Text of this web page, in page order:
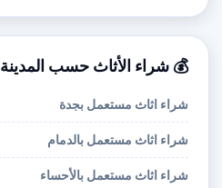
💰 شراء الأثاث حسب المدينة
شراء اثاث مستعمل بجدة
شراء اثاث مستعمل بالدمام
شراء اثاث مستعمل بالأحساء